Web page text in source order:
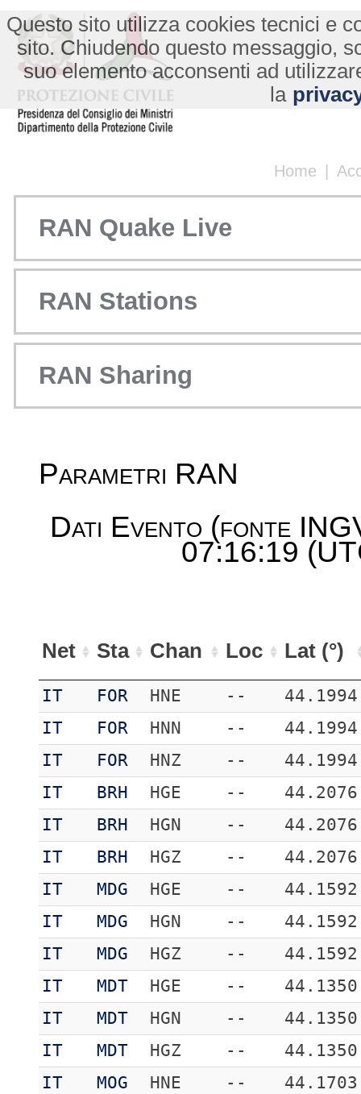
Home |
Questo sito utilizza cookies tecnici e
sito. Chiudendo questo messaggio,
suo elemento acconsenti ad
la
RAN Quake Live
RAN Stations
RAN Sharing
Parametri RAN
Dati Evento (fonte
07:16:19
Net Sta Chan Loc Lat (°)
IT FOR HNE --
44.1994
IT
FOR HNN --
44.1994
IT
FOR HNZ --
44.1994
IT
BRH HGE --
44.2076
IT
BRH HGN --
44.2076
IT
BRH HGZ --
44.2076
IT
MDG HGE --
44.1592
IT
MDG HGN --
44.1592
IT
MDG HGZ --
44.1592
IT
MDT HGE --
44.1350
IT
MDT HGN --
44.1350
IT
MDT HGZ --
44.1350
IT
MOG HNE --
44.1703